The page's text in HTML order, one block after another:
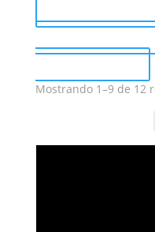
Mostrando 1–9 de 12